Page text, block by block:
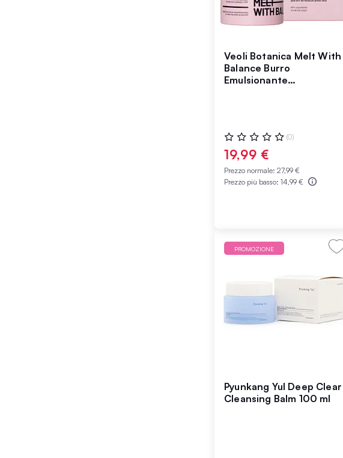
Veoli Botanica Melt With
Balance Burro
Emulsionante
Valutazione:
0%
(0)
19,99 €
Prezzo normale: 27,99 €
Prezzo più basso: 14,99 €
PROMOZIONE
Pyunkang Yul Deep Clear
Cleansing Balm 100 ml